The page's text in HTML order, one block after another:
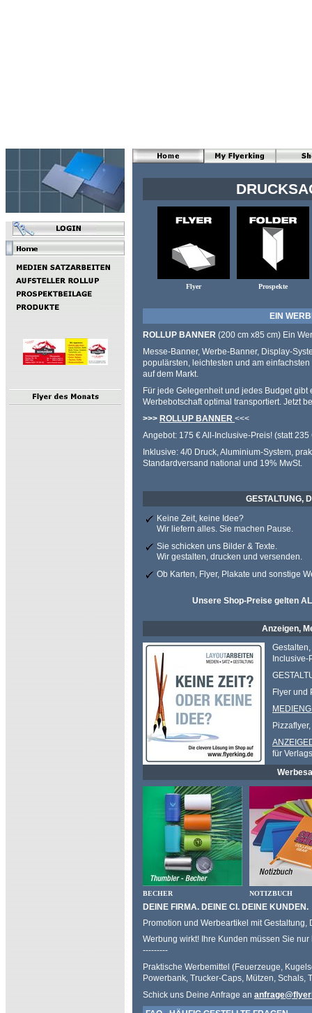
Flyer Prospekte
EIN
ROLLUP BANNER (200 cm x85 cm) Ein
Messe-Banner, Werbe-Banner, Display-
populärsten, leichtesten und am
auf dem Markt.
Für jede Gelegenheit und jedes Budget
Werbebotschaft optimal transportiert. Jetzt
>>> ROLLUP BANNER <<<
Angebot: 175 € All-Inclusive-Preis! (statt 235
Inklusive: 4/0 Druck, Aluminium-System,
Standardversand national und 19% MwSt.
GESTALTUNG,
Keine Zeit, keine Idee?
Wir liefern alles. Sie machen Pause.
Sie schicken uns Bilder & Texte.
Wir gestalten, drucken und versenden.
Ob Karten, Flyer, Plakate und sonstige
Unsere Shop-Preise gelten
Anzeigen,
Inclusive-
Flyer und
für
BECHER NOTIZBUCH
DEINE FIRMA. DEINE CI. DEINE KUNDEN.
Promotion und Werbeartikel mit Gestaltung,
Werbung wirkt! Ihre Kunden müssen Sie nur
---------
Praktische Werbemittel (Feuerzeuge,
Powerbank, Trucker-Caps, Mützen, Schals,
Schick uns Deine Anfrage an